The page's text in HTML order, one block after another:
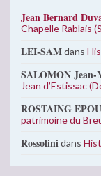
Jean Bernard
Chapelle Rablais
LEI-SAMdans
SALOMON Jean-
Jean d’Estissac
ROSTAING
patrimoine du
Rossolinidans